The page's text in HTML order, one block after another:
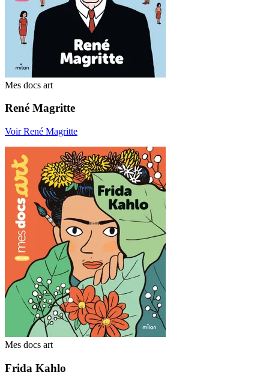
Mes docs art
René Magritte
Voir René Magritte
Mes docs art
Frida Kahlo